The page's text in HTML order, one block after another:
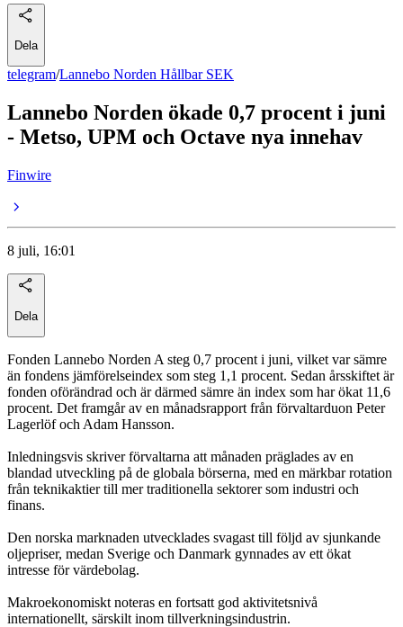
Dela
telegram/Lannebo Norden Hållbar SEK
Lannebo Norden ökade 0,7 procent i juni
- Metso, UPM och Octave nya innehav
Finwire
8 juli, 16:01
Dela
Fonden Lannebo Norden A steg 0,7 procent i juni, vilket var sämre
än fondens jämförelseindex som steg 1,1 procent. Sedan årsskiftet är
fonden oförändrad och är därmed sämre än index som har ökat 11,6
procent. Det framgår av en månadsrapport från förvaltarduon Peter
Lagerlöf och Adam Hansson.
Inledningsvis skriver förvaltarna att månaden präglades av en
blandad utveckling på de globala börserna, med en märkbar rotation
från teknikaktier till mer traditionella sektorer som industri och
finans.
Den norska marknaden utvecklades svagast till följd av sjunkande
oljepriser, medan Sverige och Danmark gynnades av ett ökat
intresse för värdebolag.
Makroekonomiskt noteras en fortsatt god aktivitetsnivå
internationellt, särskilt inom tillverkningsindustrin.